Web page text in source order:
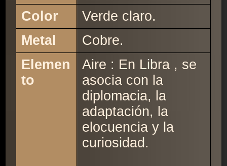
Color
Verde claro.
Metal
Cobre.
Elemen
to
Aire : En Libra , se
asocia con la
diplomacia, la
adaptación, la
elocuencia y la
curiosidad.